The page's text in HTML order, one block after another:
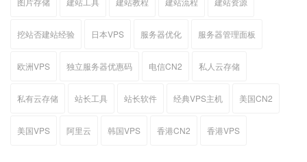
挖站否建站经验 日本VPS 服务器优化 服务器管理面板
欧洲VPS 独立服务器优惠码 电信CN2 私人云存储
私有云存储 站长工具 站长软件 经典VPS主机 美国CN2
美国VPS 阿里云 韩国VPS 香港CN2 香港VPS